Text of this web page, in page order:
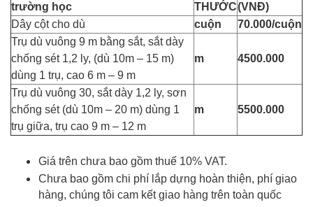
trường học
THƯỚC(VNĐ)
Dây cột cho dù
cuộn
70.000/cuộn
Trụ dù vuông 9 m bằng sắt, sắt dày
chống sét 1,2 ly, (dù 10m – 15 m)
dùng 1 trụ, cao 6 m – 9 m
m 4500.000
Trụ dù vuông 30, sắt dày 1,2 ly, sơn
chống sét (dù 10m – 20 m) dùng 1
trụ giữa, trụ cao 9 m – 12 m
m 5500.000
Giá trên chưa bao gồm thuế 10% VAT.
Chưa bao gồm chi phí lắp dựng hoàn thiện, phí giao
hàng, chúng tôi cam kết giao hàng trên toàn quốc